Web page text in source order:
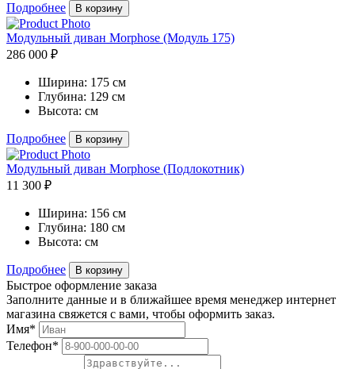
Подробнее В корзину
Модульный диван Morphose (Модуль 175)
286 000 ₽
Ширина: 175 см
Глубина: 129 см
Высота: см
Подробнее В корзину
Модульный диван Morphose (Подлокотник)
11 300 ₽
Ширина: 156 см
Глубина: 180 см
Высота: см
Подробнее В корзину
Быстрое оформление заказа
Заполните данные и в ближайшее время менеджер интернет
магазина свяжется с вами, чтобы оформить заказ.
Имя*
Телефон*